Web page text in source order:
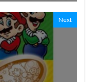
Next